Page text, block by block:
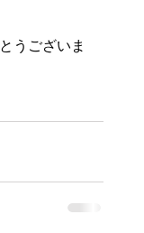
うございま